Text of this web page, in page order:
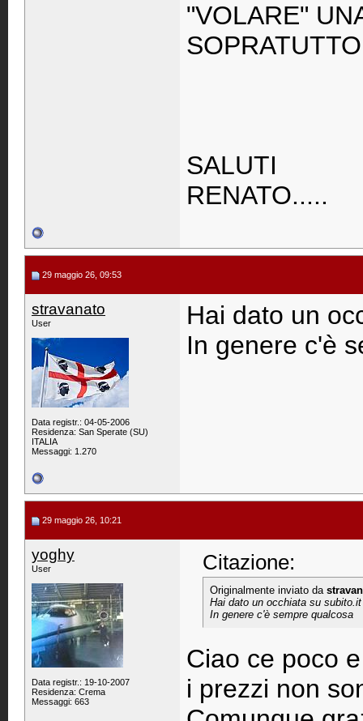
"VOLARE"
SALUTI
RENATO.....
29 maggio 26, 09:53
stravanato
User
Data registr.: 04-05-2006
Residenza: San Sperate (SU)
ITALIA
Messaggi: 1.270
Hai dato un
In genere c'è
29 maggio 26, 10:21
yoghy
User
Data registr.: 19-10-2007
Residenza: Crema
Messaggi: 663
Citazione:
Originalmente inviato da
Hai dato un occhiata su
In genere c'è sempre qualcosa
Ciao ce poco
i prezzi non